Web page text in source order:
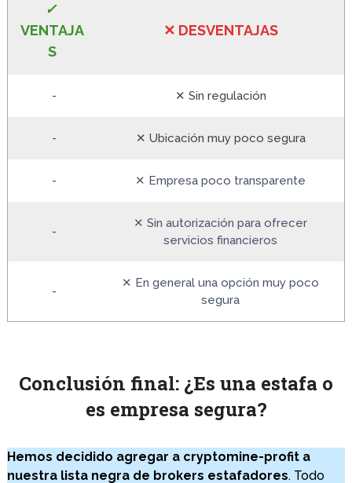
✓
VENTAJA
S
✕ DESVENTAJAS
- ✕ Sin regulación
- ✕ Ubicación muy poco segura
- ✕ Empresa poco transparente
-
✕ Sin autorización para ofrecer
servicios financieros
-
✕ En general una opción muy poco
segura
Conclusión final: ¿Es una estafa o
es empresa segura?
Hemos decidido agregar a cryptomine-profit a
nuestra lista negra de brokers estafadores. Todo